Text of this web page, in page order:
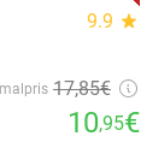
9.9 star
17,85€
10,95€